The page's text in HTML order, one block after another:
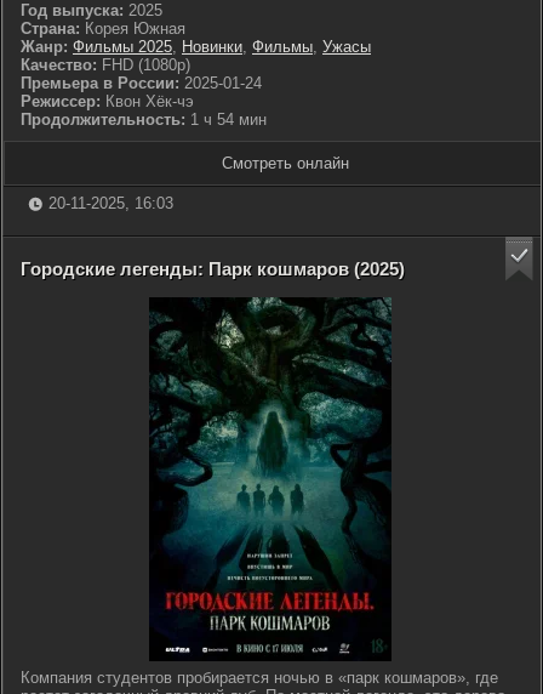
Год выпуска: 2025
Страна: Корея Южная
Жанр: Фильмы 2025, Новинки, Фильмы, Ужасы
Качество: FHD (1080p)
Премьера в России: 2025-01-24
Режиссер: Квон Хёк-чэ
Продолжительность: 1 ч 54 мин
Смотреть онлайн
20-11-2025, 16:03
Городские легенды: Парк кошмаров (2025)
Компания студентов пробирается ночью в «парк кошмаров», где